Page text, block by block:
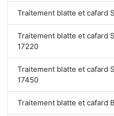
Traitement blatte et cafard
Traitement blatte et cafard
17220
Traitement blatte et cafard
17450
Traitement blatte et cafard